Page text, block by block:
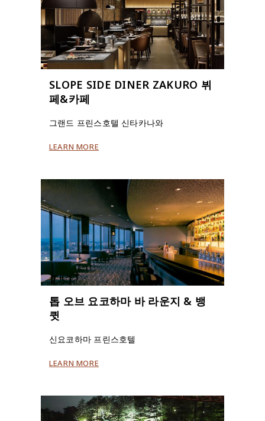
SLOPE SIDE DINER ZAKURO 뷔
페&카페
그랜드 프린스호텔 신타카나와
LEARN MORE
톱 오브 요코하마 바 라운지 & 뱅
큇
신요코하마 프린스호텔
LEARN MORE